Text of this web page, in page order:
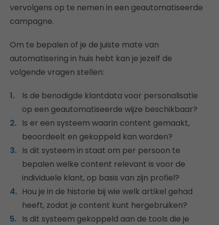
vervolgens op te nemen in een geautomatiseerde
campagne.
Om te bepalen of je de juiste mate van
automatisering in huis hebt kan je jezelf de
volgende vragen stellen:
Is de benodigde klantdata voor personalisatie
op een geautomatiseerde wijze beschikbaar?
Is er een systeem waarin content gemaakt,
beoordeelt en gekoppeld kan worden?
Is dit systeem in staat om per persoon te
bepalen welke content relevant is voor de
individuele klant, op basis van zijn profiel?
Hou je in de historie bij wie welk artikel gehad
heeft, zodat je content kunt hergebruiken?
Is dit systeem gekoppeld aan de tools die je